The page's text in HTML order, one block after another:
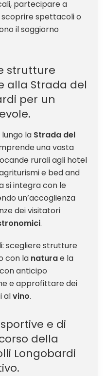
partecipare a
scoprire spettacoli o
il soggiorno
strutture
alla Strada del
per un
lungo la Strada del
una vasta
rurali agli hotel
e bed and
si integra con le
un’accoglienza
dei visitatori
.
scegliere strutture
con la naturae la
anticipo
e approfittare dei
alvino.
e di
della
Longobardi